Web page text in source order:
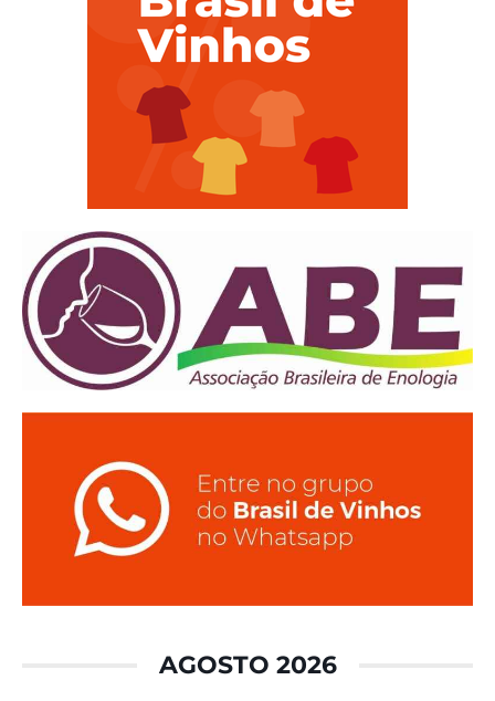
AGOSTO 2026